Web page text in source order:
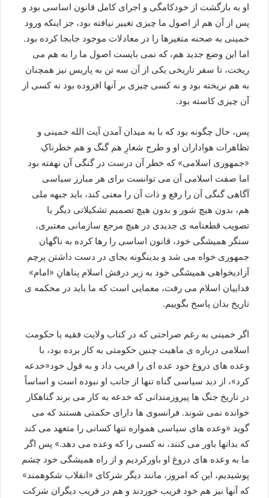
او به بازگشت از خودکامگی و اجرای کامل قانون اساسی بود و
پس از آن هم از اصول ما چیزی تغییر نیافته بود، جز اینکه ورود
خمینی به صحنه متغیرها را در معادلات موجود جابجا کرده بود.
اما این وضع جدید هم، که نمی بایست اصول ما را به هم می
ریخت، تا سفر تاریخی یکی از آن سه تن به پاریس نیز همچنان
به هم نریخته بود و نه کسی چیزی بر آنها افزوده بود نه کسی از
آن چیزی کاسته بود.
پس، حال چگونه بود که با به میدان آمدن آیت الله خمینی و
تظاهرات هواداران او و طرح شعارِ هم گنگ و هم خطرناکِ
«جمهوری اسلامی» که خطر آن درست در گنگی آن نهفته بود
اما صفت اسلامی آن می توانست برای هر مبارز سیاسی
آگاهی گنگی آن را رفع و ذات آن را معنی کند، باید جبهه ملی
هم، بدون هیچ شور و بدون هیچ تصمیم تشکیلاتی دیگر یا
تصویب قطعنامه ی جدیدی در هیچ مرجع سازمانی معتبری،
سنگر همیشگی خود، قانون اساسی را رها کرده به ناگهان
جمهوری خواه می شد و بدینگونه بجای در دست داشتن پرچم
آزادیخواهی همیشگی خود به زیر درفش اسلام پناهانِ «امام»
فداییان اسلام می رفت، معمایی است که ما باید در محکمه ی
تاریخ بدان پاسخ بگوییم.
اگر خمینی به رغم صراحتی که در کتاب ولایت فقیه یا حکومت
اسلامی درباره ی ماهیت چنین حکومتی به کار برده بود، با
وعده های دروغ خود عده ای را فریب داد و به قول خود«خدعه
کرد»، از دید سیاسی گناه تنها از جانب او نبوده است و اساساً
در تاریخ جنگ ها پیروزمندانی که خدعه به کار می برند گناهکار
خوانده نمی شوند. فرانسوی ها دارای حکمتی هستند که می
گوید «وعده های سیاسی همواره تنها کسانی را متعهد می کند
که بدانها باور می کنند، نه کسی را که وعده می دهد.» پس اگر
ما به وعده های دروغ او باورکردیم و از راه همیشگی خود چشم
پوشیدیم، این که امروز، مانند دیگر شرکای «انقلاب شکوهمند»
که آنها نیز هم خود فریب خوردند و هم در فریب دیگران شرکت